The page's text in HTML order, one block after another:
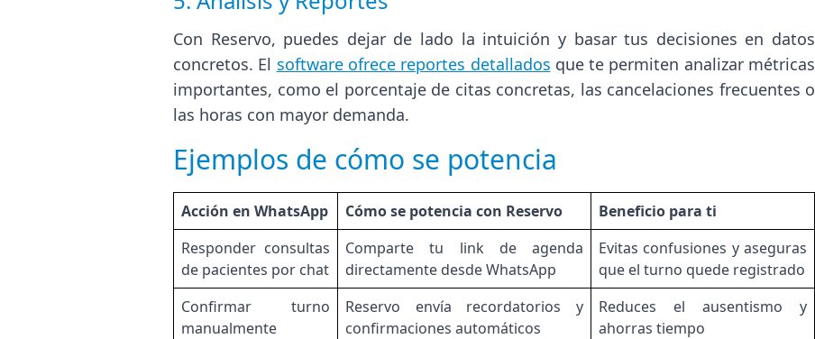
Con Reservo, puedes dejar de lado la intuición y basar tus decisiones en datos
concretos. El software ofrece reportes detallados que te permiten analizar métricas
importantes, como el porcentaje de citas concretas, las cancelaciones frecuentes o
las horas con mayor demanda.
Ejemplos de cómo se potencia
Acción en WhatsApp Cómo se potencia con Reservo
Beneficio para ti
Responder consultas
de pacientes por chat
Comparte tu link de agenda
directamente desde WhatsApp
Evitas confusiones y aseguras
que el turno quede registrado
Confirmar turno
manualmente
Reservo envía recordatorios y
confirmaciones automáticos
Reduces el ausentismo y
ahorras tiempo